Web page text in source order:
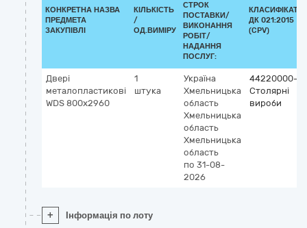
КОНКРЕТНА НАЗВА
ПРЕДМЕТА
ЗАКУПІВЛІ
КІЛЬКІСТЬ
/
ОД.ВИМІРУ
СТРОК
ПОСТАВКИ/
ВИКОНАННЯ
РОБІТ/
НАДАННЯ
ПОСЛУГ:
ДК 021:2015
(CPV)
Двері
металопластикові
WDS 800x2960
1
штука
Україна
Хмельницька
область
Хмельницька
область
Хмельницька
область
по 31-08-
2026
44220000-8
Столярні
вироби
+ Інформація по лоту